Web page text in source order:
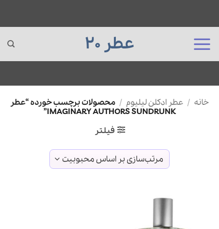
عطر 20
خانه / عطر ادکلن لیلیوم / محصولات برچسب خورده “عطر
IMAGINARY AUTHORS SUNDRUNK”
فیلتر